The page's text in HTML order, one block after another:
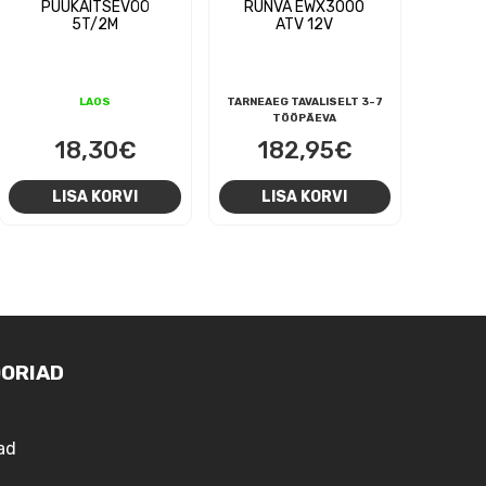
PUUKAITSEVÖÖ
5T/2M
LAOS
18,30€
LISA KORVI
RUNVA EWX3000
ATV 12V
TARNEAEG TAVALISELT 3-7
TÖÖPÄEVA
182,95€
LISA KORVI